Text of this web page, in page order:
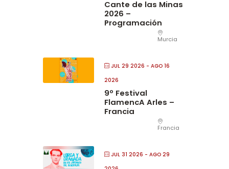
Cante de las Minas
2026 –
Programación
Murcia
JUL 29 2026 - AGO 16
2026
9º Festival
FlamencA Arles –
Francia
Francia
JUL 31 2026 - AGO 29